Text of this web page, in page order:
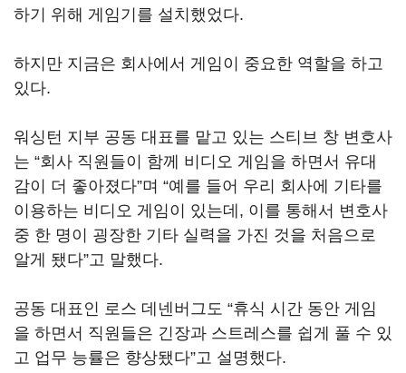
하기 위해 게임기를 설치했었다.
하지만 지금은 회사에서 게임이 중요한 역할을 하고
있다.
워싱턴 지부 공동 대표를 맡고 있는 스티브 창 변호사
는 “회사 직원들이 함께 비디오 게임을 하면서 유대
감이 더 좋아졌다”며 “예를 들어 우리 회사에 기타를
이용하는 비디오 게임이 있는데, 이를 통해서 변호사
중 한 명이 굉장한 기타 실력을 가진 것을 처음으로
알게 됐다”고 말했다.
공동 대표인 로스 데넨버그도 “휴식 시간 동안 게임
을 하면서 직원들은 긴장과 스트레스를 쉽게 풀 수 있
고 업무 능률은 향상됐다”고 설명했다.